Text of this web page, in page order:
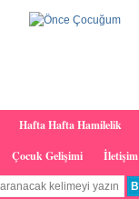
Hafta Hafta Hamilelik
Çocuk Gelişimi
İletişim